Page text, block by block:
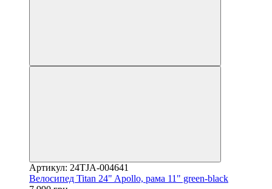
Артикул: 24TJA-004641
Велосипед Titan 24" Apollo, рама 11" green-black